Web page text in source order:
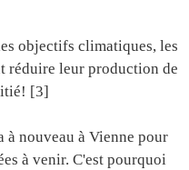
objectifs climatiques, les
réduire leur production de
[3]
à nouveau à Vienne pour
à venir. C'est pourquoi